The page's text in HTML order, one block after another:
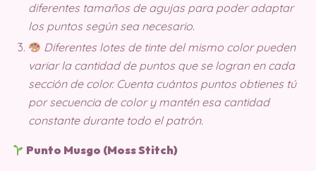
diferentes tamaños de agujas para poder adaptar
los puntos según sea necesario.
Diferentes lotes de tinte del mismo color pueden
variar la cantidad de puntos que se logran en cada
sección de color. Cuenta cuántos puntos obtienes tú
por secuencia de color y mantén esa cantidad
constante durante todo el patrón.
Punto Musgo (Moss Stitch)